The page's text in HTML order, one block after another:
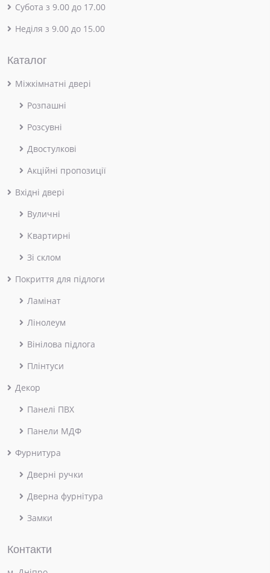
Субота з 9.00 до 17.00
Неділя з 9.00 до 15.00
Каталог
Міжкімнатні двері
Розпашні
Розсувні
Двостулкові
Акційні пропозиції
Вхідні двері
Вуличні
Квартирні
Зі склом
Покриття для підлоги
Ламінат
Лінолеум
Вінілова підлога
Плінтуси
Декор
Панелі ПВХ
Панели МДФ
Фурнитура
Дверні ручки
Дверна фурнітура
Замки
Контакти